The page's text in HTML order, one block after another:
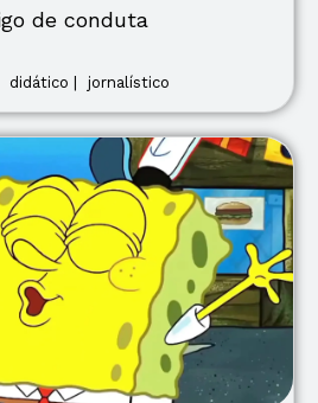
de conduta
didático | jornalístico